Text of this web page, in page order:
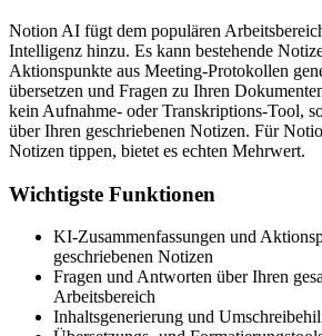
Notion AI fügt dem populären
Intelligenz hinzu. Es kann bestehende
Aktionspunkte aus Meeting-Protokollen
übersetzen und Fragen zu Ihren
kein Aufnahme- oder Transkriptions-Tool,
über Ihren geschriebenen Notizen. Für
Notizen tippen, bietet es echten Mehrwert.
Wichtigste Funktionen
KI-Zusammenfassungen und
geschriebenen Notizen
Fragen und Antworten über Ihren
Arbeitsbereich
Inhaltsgenerierung und